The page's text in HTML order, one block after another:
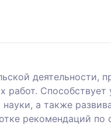
деятельности,
работ.
а также
рекомендаций